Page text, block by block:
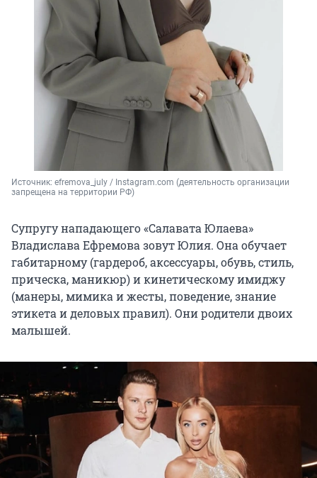
Источник: efremova_july / Instagram.com (деятельность организации
запрещена на территории РФ)
Супругу нападающего «Салавата Юлаева»
Владислава Ефремова зовут Юлия. Она обучает
габитарному (гардероб, аксессуары, обувь, стиль,
прическа, маникюр) и кинетическому имиджу
(манеры, мимика и жесты, поведение, знание
этикета и деловых правил). Они родители двоих
малышей.